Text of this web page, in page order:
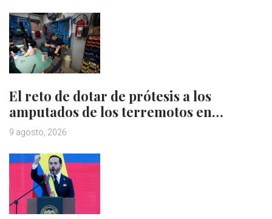
El reto de dotar de prótesis a los
amputados de los terremotos en…
9 agosto, 2026